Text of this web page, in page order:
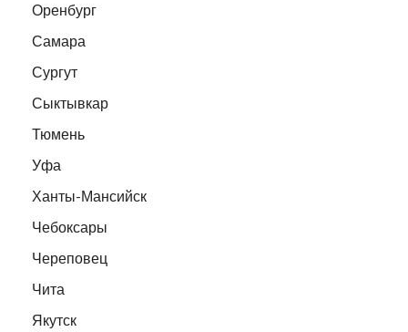
Оренбург
Самара
Сургут
Сыктывкар
Тюмень
Уфа
Ханты-Мансийск
Чебоксары
Череповец
Чита
Якутск